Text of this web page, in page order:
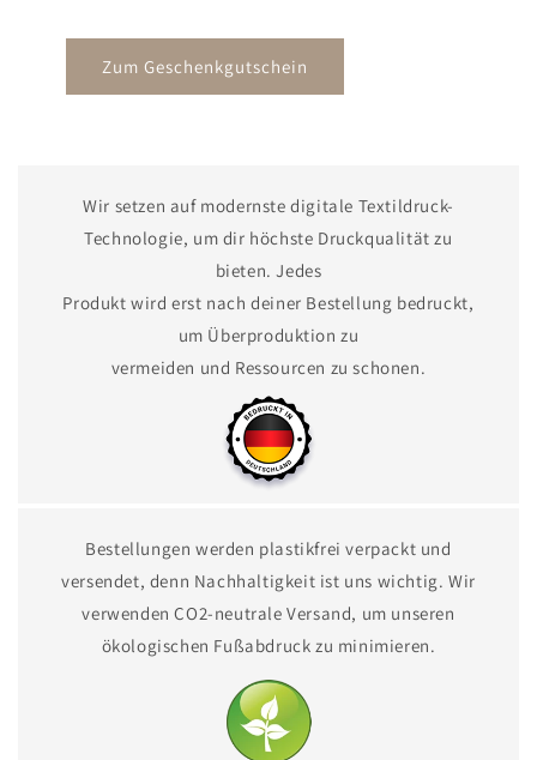
Zum Geschenkgutschein
Wir setzen auf modernste digitale Textildruck-
Technologie, um dir höchste Druckqualität zu
bieten. Jedes
Produkt wird erst nach deiner Bestellung bedruckt,
um Überproduktion zu
vermeiden und Ressourcen zu schonen.
Bestellungen werden plastikfrei verpackt und
versendet, denn Nachhaltigkeit ist uns wichtig. Wir
verwenden CO2-neutrale Versand, um unseren
ökologischen Fußabdruck zu minimieren.